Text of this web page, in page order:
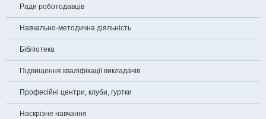
Ради роботодавців
Навчально-методична діяльність
Бібліотека
Підвищення кваліфікації викладачів
Професійні центри, клуби, гуртки
Наскрізне навчання